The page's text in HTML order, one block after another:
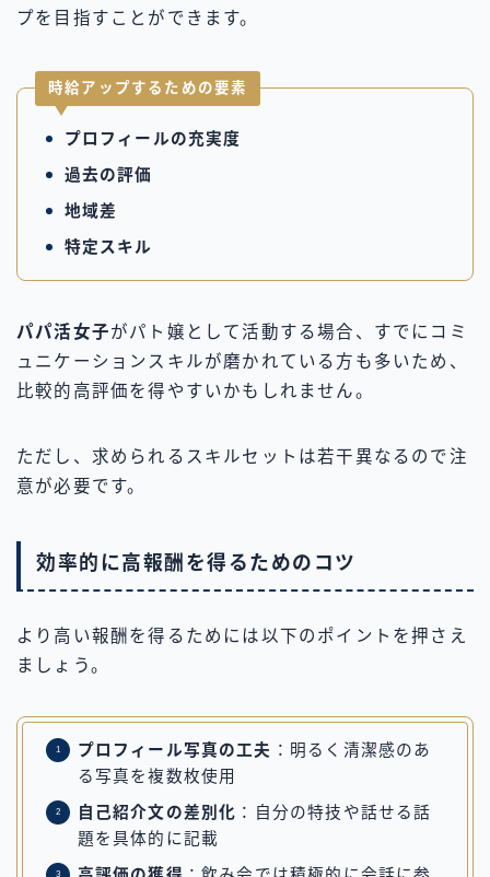
プを目指すことができます。
時給アップするための要素
プロフィールの充実度
過去の評価
地域差
特定スキル
パパ活女子がパト嬢として活動する場合、すでにコミ
ュニケーションスキルが磨かれている方も多いため、
比較的高評価を得やすいかもしれません。
ただし、求められるスキルセットは若干異なるので注
意が必要です。
効率的に高報酬を得るためのコツ
より高い報酬を得るためには以下のポイントを押さえ
ましょう。
プロフィール写真の工夫 ：明るく清潔感のあ
る写真を複数枚使用
自己紹介文の差別化 ：自分の特技や話せる話
題を具体的に記載